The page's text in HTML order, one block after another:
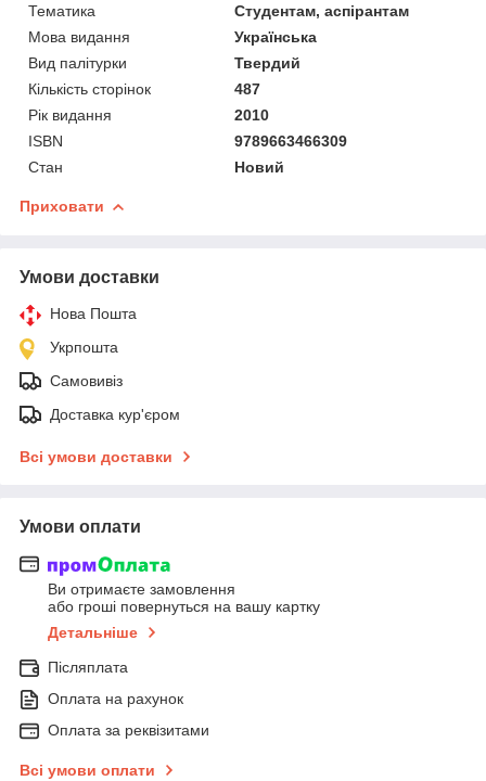
Тематика
Студентам, аспірантам
Мова видання
Українська
Вид палітурки
Твердий
Кількість сторінок
487
Рік видання
2010
ISBN
9789663466309
Стан
Новий
Приховати
Умови доставки
Нова Пошта
Укрпошта
Самовивіз
Доставка кур'єром
Всі умови доставки
Умови оплати
Ви отримаєте замовлення
або гроші повернуться на вашу картку
Детальніше
Післяплата
Оплата на рахунок
Оплата за реквізитами
Всі умови оплати